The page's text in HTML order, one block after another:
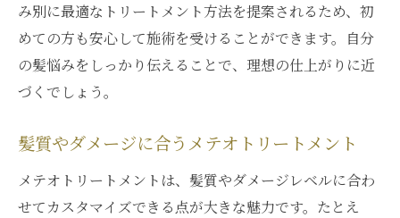
み別に最適なトリートメント方法を提案されるため、初
めての方も安心して施術を受けることができます。自分
の髪悩みをしっかり伝えることで、理想の仕上がりに近
づくでしょう。
髪質やダメージに合うメテオトリートメント
メテオトリートメントは、髪質やダメージレベルに合わ
せてカスタマイズできる点が大きな魅力です。たとえ